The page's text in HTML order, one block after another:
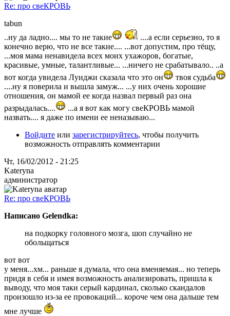
Re: про свеКРОВЬ
tabun
..ну да ладно.... мы то не такие
....а если серьезно, то я
конечно верю, что не все такие.... ...вот допустим, про тёщу,
...моя мама ненавидела всех моих ухажоров, богатые,
красивые, умные, талантливые... ...ничего не срабатывало.. ..а
вот когда увидела Луиджи сказала что это он
твоя судьба
....ну я поверила и вышла замуж... ...у них очень хорошие
отношения, он мамой ее когда назвал первый раз она
разрыдалась....
...а я вот как могу свеКРОВЬ мамой
назвать.... я даже по имени ее неназываю...
Войдите или зарегистрируйтесь, чтобы получить
возможность отправлять комментарии
Чт, 16/02/2012 - 21:25
Kateryna
администратор
Re: про свеКРОВЬ
Написано Gelendka:
на подкорку головного мозга, шоп случайно не
обольщаться
вот вот
у меня...хм... раньше я думала, что она вменяемая... но теперь
придя в себя и имея возможность анализировать, пришла к
выводу, что моя таки серый кардинал, сколько скандалов
произошло из-за ее провокаций... короче чем она дальше тем
мне лучше